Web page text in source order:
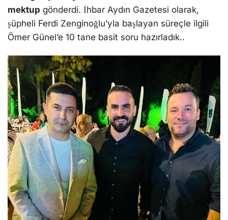
mektup gönderdi. İhbar Aydın Gazetesi olarak,
şüpheli Ferdi Zenginoğlu’yla başlayan süreçle ilgili
Ömer Günel’e 10 tane basit soru hazırladık..